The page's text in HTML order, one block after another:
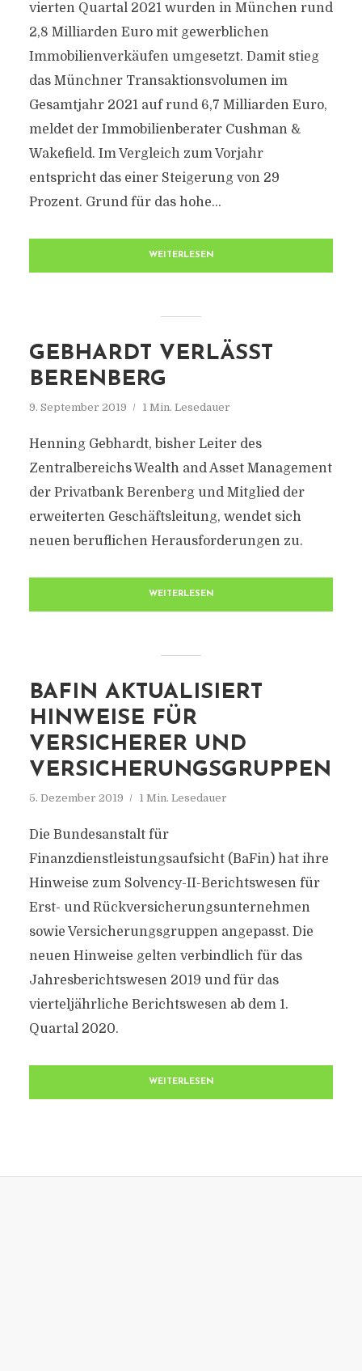
vierten Quartal 2021 wurden in München rund
2,8 Milliarden Euro mit gewerblichen
Immobilienverkäufen umgesetzt. Damit stieg
das Münchner Transaktionsvolumen im
Gesamtjahr 2021 auf rund 6,7 Milliarden Euro,
meldet der Immobilienberater Cushman &
Wakefield. Im Vergleich zum Vorjahr
entspricht das einer Steigerung von 29
Prozent. Grund für das hohe...
WEITERLESEN
GEBHARDT VERLÄSST
BERENBERG
9. September 2019 1 Min. Lesedauer
Henning Gebhardt, bisher Leiter des
Zentralbereichs Wealth and Asset Management
der Privatbank Berenberg und Mitglied der
erweiterten Geschäftsleitung, wendet sich
neuen beruflichen Herausforderungen zu.
WEITERLESEN
BAFIN AKTUALISIERT
HINWEISE FÜR
VERSICHERER UND
VERSICHERUNGSGRUPPEN
5. Dezember 2019 1 Min. Lesedauer
Die Bundesanstalt für
Finanzdienstleistungsaufsicht (BaFin) hat ihre
Hinweise zum Solvency-II-Berichtswesen für
Erst- und Rückversicherungsunternehmen
sowie Versicherungsgruppen angepasst. Die
neuen Hinweise gelten verbindlich für das
Jahresberichtswesen 2019 und für das
vierteljährliche Berichtswesen ab dem 1.
Quartal 2020.
WEITERLESEN